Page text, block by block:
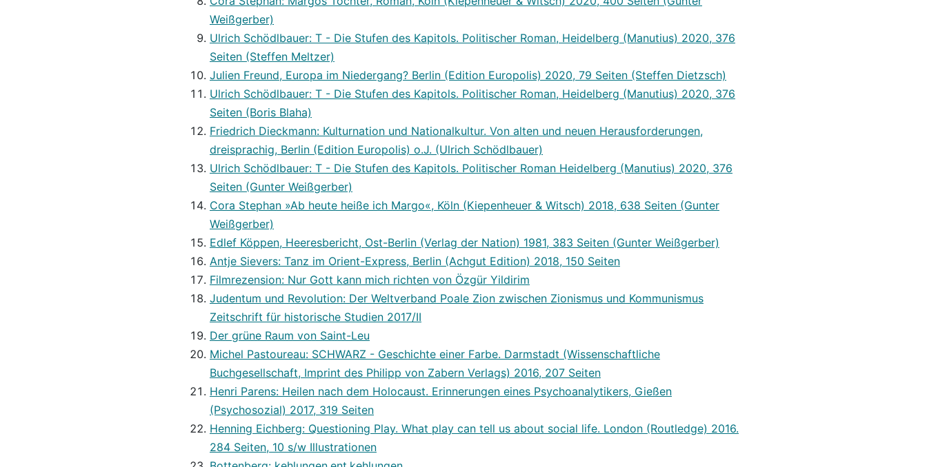
Weißgerber)
Ulrich Schödlbauer: T - Die Stufen des Kapitols. Politischer Roman, Heidelberg (Manutius) 2020, 376
Seiten (Steffen Meltzer)
Julien Freund, Europa im Niedergang? Berlin (Edition Europolis) 2020, 79 Seiten (Steffen Dietzsch)
Ulrich Schödlbauer: T - Die Stufen des Kapitols. Politischer Roman, Heidelberg (Manutius) 2020, 376
Seiten (Boris Blaha)
Friedrich Dieckmann: Kulturnation und Nationalkultur. Von alten und neuen Herausforderungen,
dreisprachig, Berlin (Edition Europolis) o.J. (Ulrich Schödlbauer)
Ulrich Schödlbauer: T - Die Stufen des Kapitols. Politischer Roman Heidelberg (Manutius) 2020, 376
Seiten (Gunter Weißgerber)
Cora Stephan »Ab heute heiße ich Margo«, Köln (Kiepenheuer & Witsch) 2018, 638 Seiten (Gunter
Weißgerber)
Edlef Köppen, Heeresbericht, Ost-Berlin (Verlag der Nation) 1981, 383 Seiten (Gunter Weißgerber)
Antje Sievers: Tanz im Orient-Express, Berlin (Achgut Edition) 2018, 150 Seiten
Filmrezension: Nur Gott kann mich richten von Özgür Yildirim
Judentum und Revolution: Der Weltverband Poale Zion zwischen Zionismus und Kommunismus
Zeitschrift für historische Studien 2017/II
Der grüne Raum von Saint-Leu
Michel Pastoureau: SCHWARZ - Geschichte einer Farbe. Darmstadt (Wissenschaftliche
Buchgesellschaft, Imprint des Philipp von Zabern Verlags) 2016, 207 Seiten
Henri Parens: Heilen nach dem Holocaust. Erinnerungen eines Psychoanalytikers, Gießen
(Psychosozial) 2017, 319 Seiten
Henning Eichberg: Questioning Play. What play can tell us about social life. London (Routledge) 2016.
284 Seiten, 10 s/w Illustrationen